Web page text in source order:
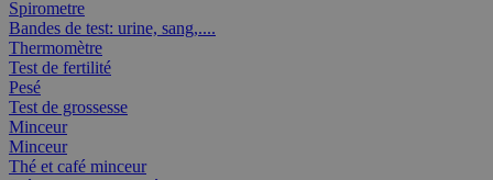
Spirometre
Bandes de test: urine, sang,....
Thermomètre
Test de fertilité
Pesé
Test de grossesse
Minceur
Minceur
Thé et café minceur